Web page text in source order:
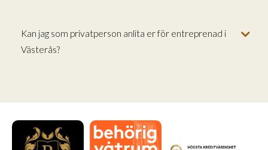
Kan jag som privatperson anlita er för entreprenad i
Västerås?